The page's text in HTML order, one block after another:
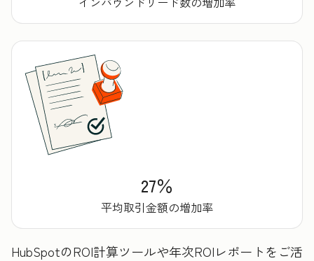
27％
平均取引金額の増加率
HubSpotのROI計算ツールや年次ROIレポートをご活